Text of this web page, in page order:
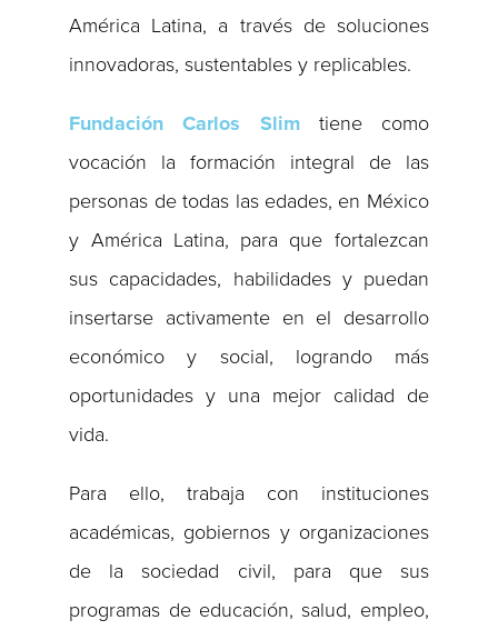
América Latina, a través de soluciones
innovadoras, sustentables y replicables.
Fundación Carlos Slimtiene como
vocación la formación integral de las
personas de todas las edades, en México
y América Latina, para que fortalezcan
sus capacidades, habilidades y puedan
insertarse activamente en el desarrollo
económico y social, logrando más
oportunidades y una mejor calidad de
vida.
Para ello, trabaja con instituciones
académicas, gobiernos y organizaciones
de la sociedad civil, para que sus
programas de educación, salud, empleo,